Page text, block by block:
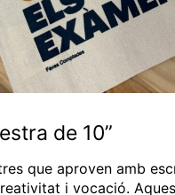
de 10”
que aproven amb
i vocació.